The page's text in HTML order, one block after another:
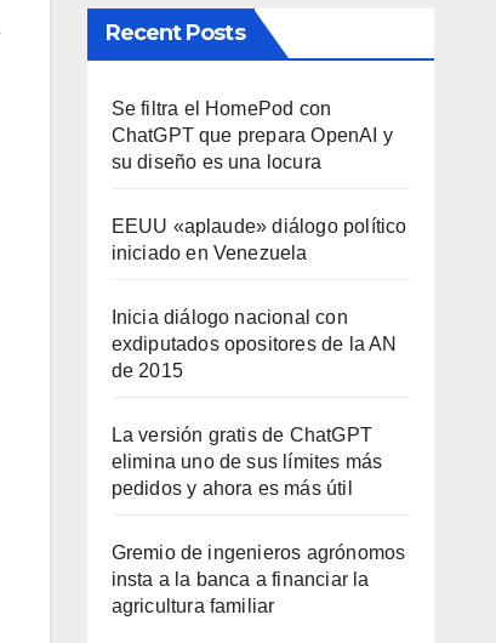
Recent Posts
Se filtra el HomePod con
ChatGPT que prepara OpenAI y
su diseño es una locura
EEUU «aplaude» diálogo político
iniciado en Venezuela
Inicia diálogo nacional con
exdiputados opositores de la AN
de 2015
La versión gratis de ChatGPT
elimina uno de sus límites más
pedidos y ahora es más útil
Gremio de ingenieros agrónomos
insta a la banca a financiar la
agricultura familiar